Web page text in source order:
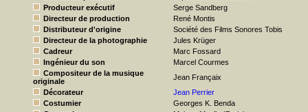
Producteur exécutif
Serge Sandberg
Directeur de production
René Montis
Distributeur d'origine
Société des Films Sonores Tobis
Directeur de la photographie
Jules Krüger
Cadreur
Marc Fossard
Ingénieur du son
Marcel Courmes
Compositeur de la musique
originale
Jean Françaix
Décorateur
Jean Perrier
Costumier
Georges K. Benda